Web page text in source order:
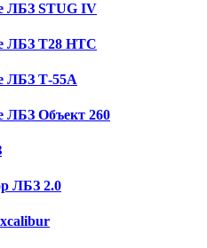
ЛБЗ STUG IV
ЛБЗ T28 HTC
ЛБЗ Т-55А
ЛБЗ Объект 260
ЛБЗ 2.0